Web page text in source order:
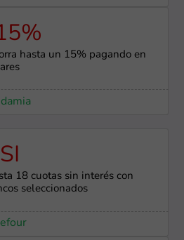
hasta un 15% pagando en
18 cuotas sin interés con
seleccionados